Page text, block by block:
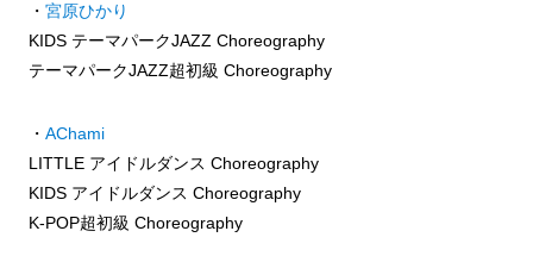
・ 宮原ひかり
KIDS テーマパークJAZZ Choreography
テーマパークJAZZ超初級 Choreography
・ AChami
LITTLE アイドルダンス Choreography
KIDS アイドルダンス Choreography
K-POP超初級 Choreography